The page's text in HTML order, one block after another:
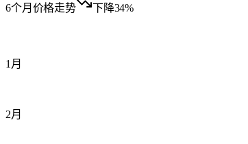
6个月价格走势
下降34%
1月
2月